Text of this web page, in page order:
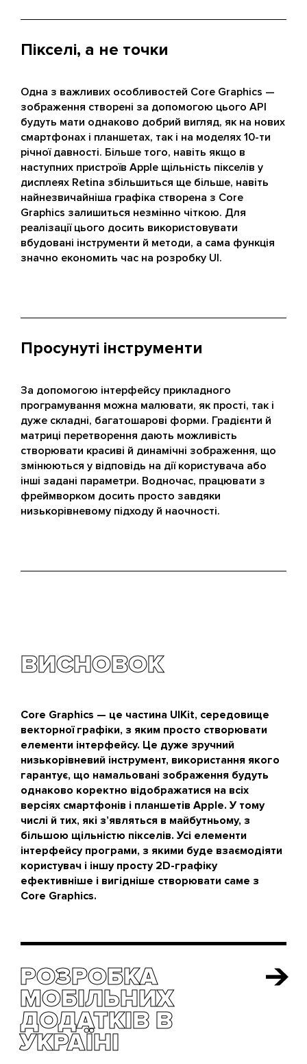
Пікселі, а не точки
Одна з важливих особливостей Core Graphics —
зображення створені за допомогою цього API
будуть мати однаково добрий вигляд, як на нових
смартфонах і планшетах, так і на моделях 10-ти
річної давності. Більше того, навіть якщо в
наступних пристроїв Apple щільність пікселів у
дисплеях Retina збільшиться ще більше, навіть
найнезвичайніша графіка створена з Core
Graphics залишиться незмінно чіткою. Для
реалізації цього досить використовувати
вбудовані інструменти й методи, а сама функція
значно економить час на розробку UI.
Просунуті інструменти
За допомогою інтерфейсу прикладного
програмування можна малювати, як прості, так і
дуже складні, багатошарові форми. Градієнти й
матриці перетворення дають можливість
створювати красиві й динамічні зображення, що
змінюються у відповідь на дії користувача або
інші задані параметри. Водночас, працювати з
фреймворком досить просто завдяки
низькорівневому підходу й наочності.
ВИСНОВОК
Core Graphics — це частина UIKit, середовище
векторної графіки, з яким просто створювати
елементи інтерфейсу. Це дуже зручний
низькорівневий інструмент, використання якого
гарантує, що намальовані зображення будуть
однаково коректно відображатися на всіх
версіях смартфонів і планшетів Apple. У тому
числі й тих, які з’являться в майбутньому, з
більшою щільністю пікселів. Усі елементи
інтерфейсу програми, з якими буде взаємодіяти
користувач і іншу просту 2D-графіку
ефективніше і вигідніше створювати саме з
Core Graphics.
РОЗРОБКА
МОБІЛЬНИХ
ДОДАТКІВ В
УКРАЇНІ
РОЗРОБКА
МОБІЛЬНИХ
ДОДАТКІВ В
УКРАЇНІ